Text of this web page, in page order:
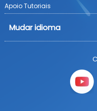
ApoioTutoriais
Mudar idioma